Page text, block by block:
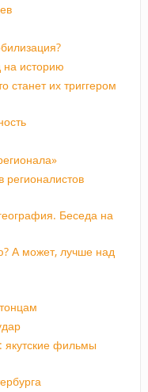
на историю
станет их триггером
регионалистов
Беседа на
А может, лучше над
якутские фильмы